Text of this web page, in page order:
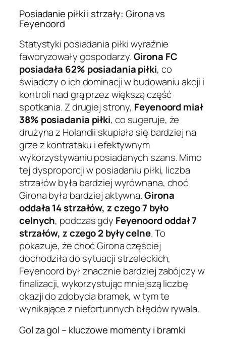
Posiadanie piłki i strzały: Girona vs
Feyenoord
Statystyki posiadania piłki wyraźnie
faworyzowały gospodarzy.Girona FC
posiadała 62% posiadania piłki, co
świadczy o ich dominacji w budowaniu akcji i
kontroli nad grą przez większą część
spotkania. Z drugiej strony, Feyenoord miał
38% posiadania piłki, co sugeruje, że
drużyna z Holandii skupiała się bardziej na
grze z kontrataku i efektywnym
wykorzystywaniu posiadanych szans. Mimo
tej dysproporcji w posiadaniu piłki, liczba
strzałów była bardziej wyrównana, choć
Girona była bardziej aktywna.Girona
oddała 14 strzałów, z czego 7 było
celnych, podczas gdy Feyenoord oddał 7
strzałów, z czego 2 były celne. To
pokazuje, że choć Girona częściej
dochodziła do sytuacji strzeleckich,
Feyenoord był znacznie bardziej zabójczy w
finalizacji, wykorzystując mniejszą liczbę
okazji do zdobycia bramek, w tym te
wynikające z niefortunnych błędów rywala.
Gol za gol – kluczowe momenty i bramki